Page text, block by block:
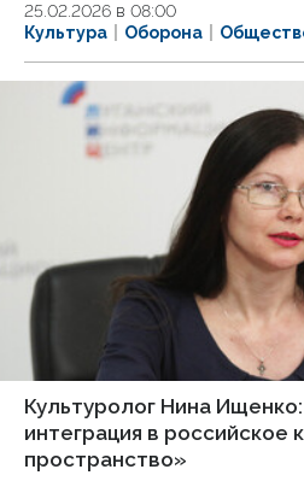
25.02.2026 в 08:00
Культура
Оборона
Культуролог Нина
интеграция в российское
пространство»